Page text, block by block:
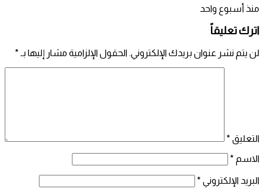
منذ أسبوع واحد
اترك تعليقاً
لن يتم نشر عنوان بريدك الإلكتروني. الحقول الإلزامية مشار إليها بـ *
التعليق *
الاسم *
البريد الإلكتروني *